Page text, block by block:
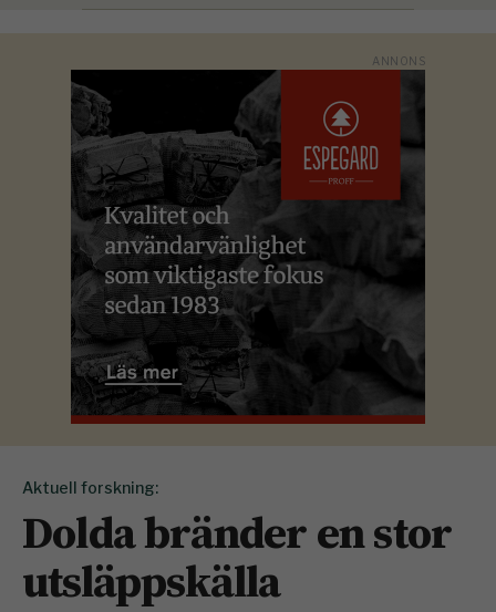
Aktuell forskning:
Dolda bränder en stor
utsläppskälla